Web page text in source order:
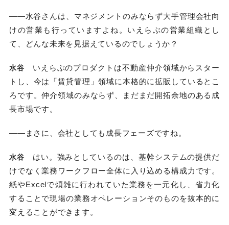
――水谷さんは、マネジメントのみならず大手管理会社向
けの営業も行っていますよね。いえらぶの営業組織とし
て、どんな未来を見据えているのでしょうか？
水谷 いえらぶのプロダクトは不動産仲介領域からスター
トし、今は「賃貸管理」領域に本格的に拡販しているとこ
ろです。仲介領域のみならず、まだまだ開拓余地のある成
長市場です。
――まさに、会社としても成長フェーズですね。
水谷 はい。強みとしているのは、基幹システムの提供だ
けでなく業務ワークフロー全体に入り込める構成力です。
紙やExcelで煩雑に行われていた業務を一元化し、省力化
することで現場の業務オペレーションそのものを抜本的に
変えることができます。